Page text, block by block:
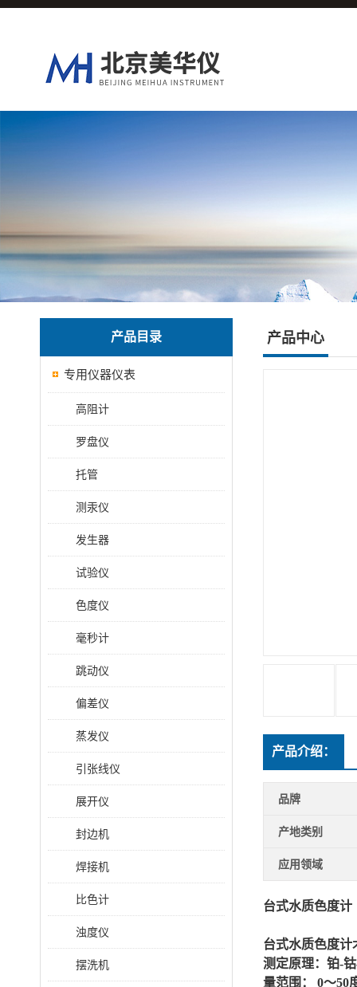
产品目录
专用仪器仪表
高阻计
罗盘仪
托管
测汞仪
发生器
试验仪
色度仪
毫秒计
跳动仪
偏差仪
蒸发仪
引张线仪
展开仪
封边机
焊接机
比色计
浊度仪
摆洗机
产品中心
产品介绍：
品牌
产地类别
应用领域
台式水质色度计
台式水质色度计
测定原理：铂-
量范围：
0～50